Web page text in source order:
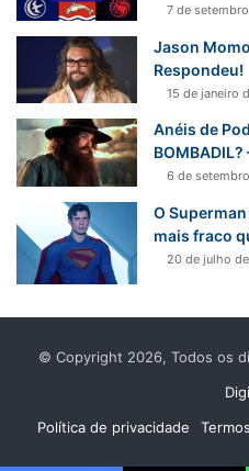
7 de
Jason
Respondeu!
15 de janeiro
Anéis de
6 de
O
mais fraco
20 de julho
© Copyright 2026, Todos os
Política de privacidade